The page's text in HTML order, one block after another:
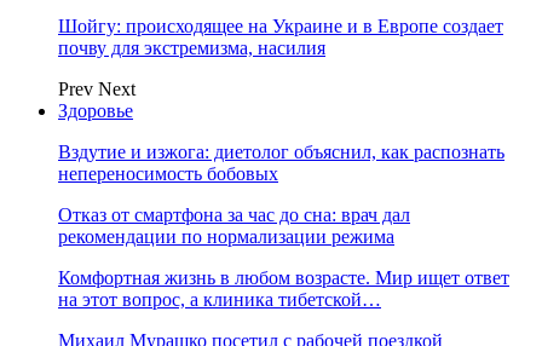
Шойгу: происходящее на Украине и в Европе создает
почву для экстремизма, насилия
Prev Next
Здоровье
Вздутие и изжога: диетолог объяснил, как распознать
непереносимость бобовых
Отказ от смартфона за час до сна: врач дал
рекомендации по нормализации режима
Комфортная жизнь в любом возрасте. Мир ищет ответ
на этот вопрос, а клиника тибетской…
Михаил Мурашко посетил с рабочей поездкой